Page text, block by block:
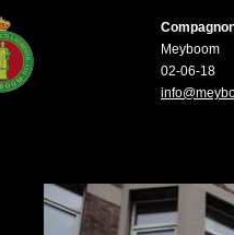
Meyboom
02-06-18